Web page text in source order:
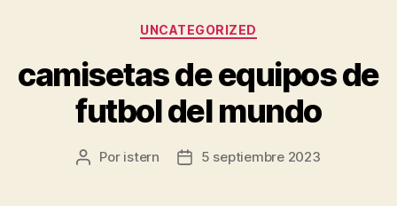
Categorías
UNCATEGORIZED
camisetas de equipos de
futbol del mundo
Autor
Por istern
Fecha5 septiembre 2023